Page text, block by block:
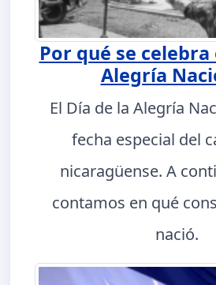
Por qué se celebra
Alegría
El Día de la Alegría
fecha especial del
nicaragüense. A
contamos en qué
nació.